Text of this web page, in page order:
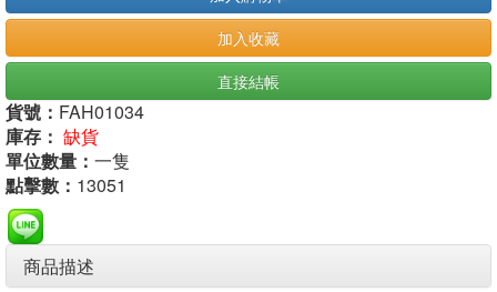
加入收藏
直接結帳
貨號： FAH01034
庫存： 缺貨
單位數量： 一隻
點擊數： 13051
商品描述